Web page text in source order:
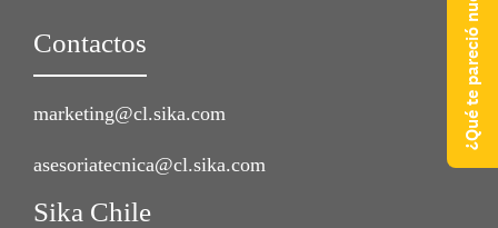
Contactos
marketing@cl.sika.com
asesoriatecnica@cl.sika.com
Sika Chile